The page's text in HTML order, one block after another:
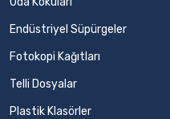
Endüstriyel Süpürgeler
Fotokopi Kağıtları
Telli Dosyalar
Plastik Klasörler